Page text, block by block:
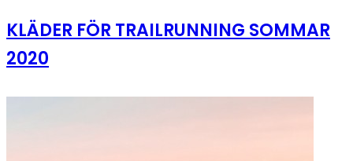
KLÄDER FÖR TRAILRUNNING SOMMAR
2020